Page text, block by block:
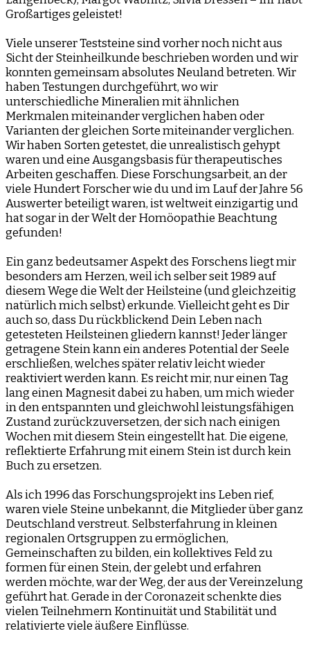
Großartiges geleistet!
Viele unserer Teststeine sind vorher noch nicht aus
Sicht der Steinheilkunde beschrieben worden und wir
konnten gemeinsam absolutes Neuland betreten. Wir
haben Testungen durchgeführt, wo wir
unterschiedliche Mineralien mit ähnlichen
Merkmalen miteinander verglichen haben oder
Varianten der gleichen Sorte miteinander verglichen.
Wir haben Sorten getestet, die unrealistisch gehypt
waren und eine Ausgangsbasis für therapeutisches
Arbeiten geschaffen. Diese Forschungsarbeit, an der
viele Hundert Forscher wie du und im Lauf der Jahre 56
Auswerter beteiligt waren, ist weltweit einzigartig und
hat sogar in der Welt der Homöopathie Beachtung
gefunden!
Ein ganz bedeutsamer Aspekt des Forschens liegt mir
besonders am Herzen, weil ich selber seit 1989 auf
diesem Wege die Welt der Heilsteine (und gleichzeitig
natürlich mich selbst) erkunde. Vielleicht geht es Dir
auch so, dass Du rückblickend Dein Leben nach
getesteten Heilsteinen gliedern kannst! Jeder länger
getragene Stein kann ein anderes Potential der Seele
erschließen, welches später relativ leicht wieder
reaktiviert werden kann. Es reicht mir, nur einen Tag
lang einen Magnesit dabei zu haben, um mich wieder
in den entspannten und gleichwohl leistungsfähigen
Zustand zurückzuversetzen, der sich nach einigen
Wochen mit diesem Stein eingestellt hat. Die eigene,
reflektierte Erfahrung mit einem Stein ist durch kein
Buch zu ersetzen.
Als ich 1996 das Forschungsprojekt ins Leben rief,
waren viele Steine unbekannt, die Mitglieder über ganz
Deutschland verstreut. Selbsterfahrung in kleinen
regionalen Ortsgruppen zu ermöglichen,
Gemeinschaften zu bilden, ein kollektives Feld zu
formen für einen Stein, der gelebt und erfahren
werden möchte, war der Weg, der aus der Vereinzelung
geführt hat. Gerade in der Coronazeit schenkte dies
vielen Teilnehmern Kontinuität und Stabilität und
relativierte viele äußere Einflüsse.